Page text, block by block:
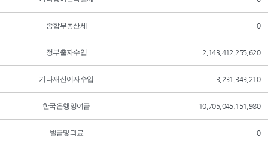
종합부동산세 0
정부출자수입 2,143,412,255,620
기타재산이자수입 3,231,343,210
한국은행잉여금 10,705,045,151,980
벌금및과료 0